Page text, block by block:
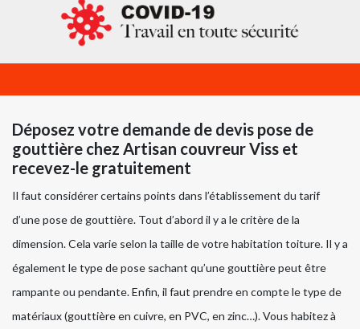
Déposez votre demande de devis pose de
gouttière chez Artisan couvreur Viss et
recevez-le gratuitement
Il faut considérer certains points dans l’établissement du tarif
d’une pose de gouttière. Tout d’abord il y a le critère de la
dimension. Cela varie selon la taille de votre habitation toiture. Il y a
également le type de pose sachant qu’une gouttière peut être
rampante ou pendante. Enfin, il faut prendre en compte le type de
matériaux (gouttière en cuivre, en PVC, en zinc…). Vous habitez à